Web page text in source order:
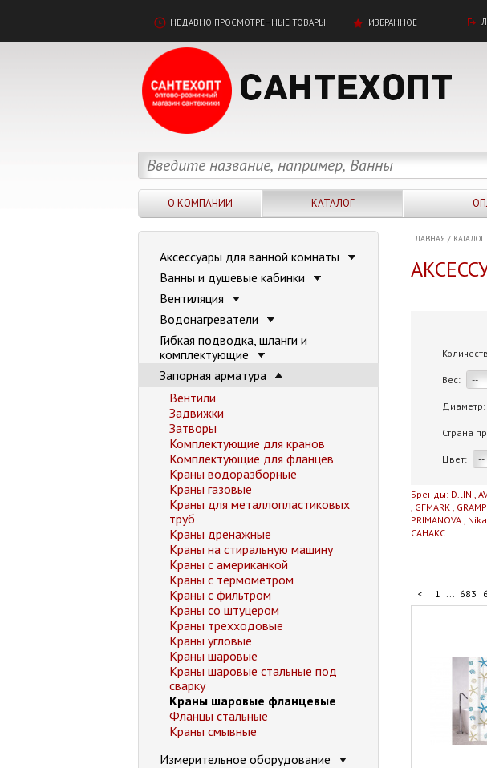
НЕДАВНО ПРОСМОТРЕННЫЕ ТОВАРЫ ИЗБРАННОЕ
О КОМПАНИИ КАТАЛОГ
ГЛАВНАЯ / КАТАЛОГ
Вес: --
Диаметр:
Страна
Цвет: --
Бренды: D.lIN ,
, GFMARK ,
PRIMANOVA , Nika
САНАКС
< 1 ... 683
Аксессуары для ванной комнаты
Ванны и душевые кабинки
Вентиляция
Водонагреватели
Гибкая подводка, шланги и
комплектующие
Запорная арматура
Вентили
Задвижки
Затворы
Комплектующие для кранов
Комплектующие для фланцев
Краны водоразборные
Краны газовые
Краны для металлопластиковых
труб
Краны дренажные
Краны на стиральную машину
Краны с американкой
Краны с термометром
Краны с фильтром
Краны со штуцером
Краны трехходовые
Краны угловые
Краны шаровые
Краны шаровые стальные под
сварку
Краны шаровые фланцевые
Фланцы стальные
Краны смывные
Измерительное оборудование